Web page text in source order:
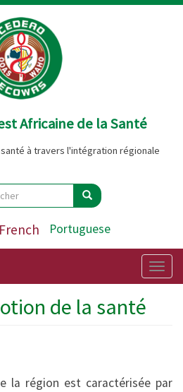
Africaine de la Santé
à travers l'intégration régionale
Rechercher
French Portuguese
de la santé
la région est caractérisée par